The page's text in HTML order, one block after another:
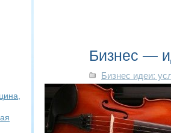
Бизнес —
Бизнес идеи: